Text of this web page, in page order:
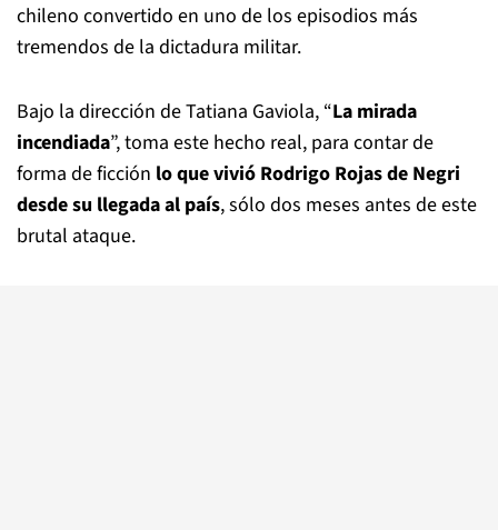
chileno convertido en uno de los episodios más
tremendos de la dictadura militar.
Bajo la dirección de Tatiana Gaviola, “La mirada
incendiada”, toma este hecho real, para contar de
forma de ficción lo que vivió Rodrigo Rojas de Negri
desde su llegada al país, sólo dos meses antes de este
brutal ataque.